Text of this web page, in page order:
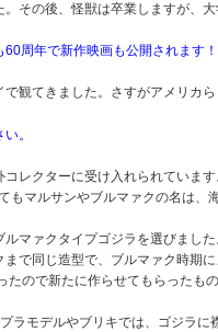
その後、怪獣は卒業しますが、
周年で新作映画も公開されます！
観てきました。さすがアメリカら
。
レクターに受け入れられていま
マルサンやブルマァクの名は、
マァクタイプゴジラを選びました
で同じ造型で、ブルマァク時期
ので新たに作らせてもらったもの
モデルやブリキでは、ゴジラに